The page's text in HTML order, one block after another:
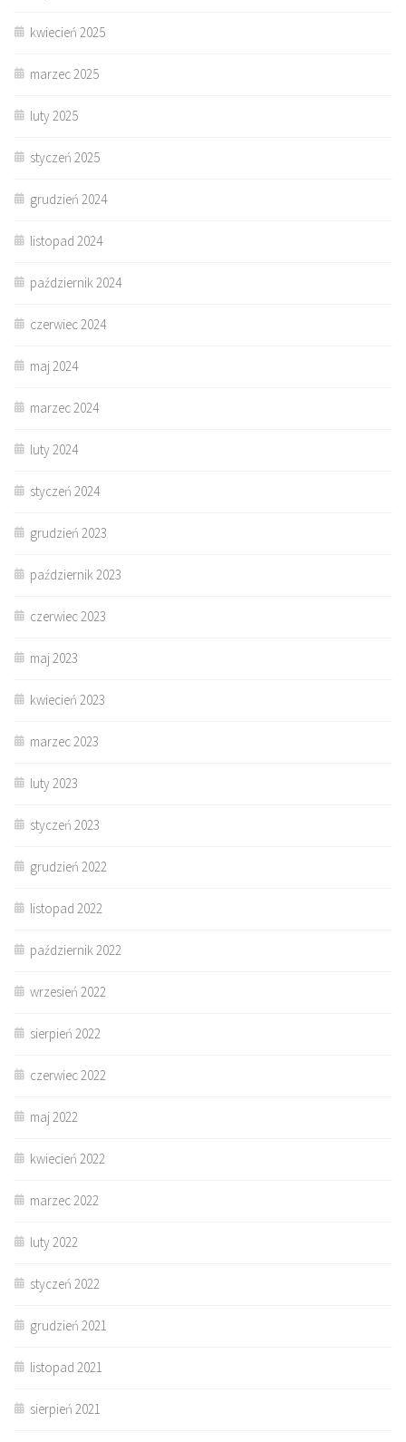
kwiecień 2025
marzec 2025
luty 2025
styczeń 2025
grudzień 2024
listopad 2024
październik 2024
czerwiec 2024
maj 2024
marzec 2024
luty 2024
styczeń 2024
grudzień 2023
październik 2023
czerwiec 2023
maj 2023
kwiecień 2023
marzec 2023
luty 2023
styczeń 2023
grudzień 2022
listopad 2022
październik 2022
wrzesień 2022
sierpień 2022
czerwiec 2022
maj 2022
kwiecień 2022
marzec 2022
luty 2022
styczeń 2022
grudzień 2021
listopad 2021
sierpień 2021